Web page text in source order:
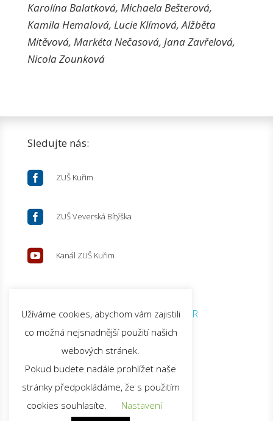
Karolína Balatková, Michaela Bešterová,
Kamila Hemalová, Lucie Klímová, Alžběta
Mitěvová, Markéta Nečasová, Jana Zavřelová,
Nicola Zounková
Sledujte nás:
 ZUŠ Kuřim
 ZUŠ Veverská Bítýška
 Kanál ZUŠ Kuřim
© 2026 ZUŠ Kuřim |GDPR
Užíváme cookies, abychom vám zajistili
co možná nejsnadnější použití našich
webových stránek.
Pokud budete nadále prohlížet naše
stránky předpokládáme, že s použitím
cookies souhlasíte.
Nastavení